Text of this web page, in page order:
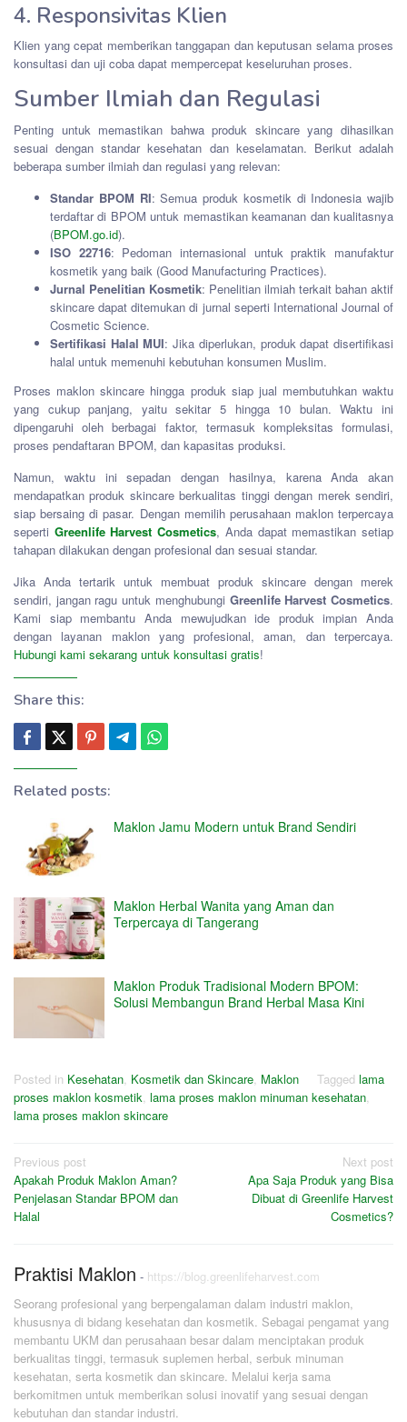
4. Responsivitas Klien
Klien yang cepat memberikan tanggapan dan keputusan selama proses
konsultasi dan uji coba dapat mempercepat keseluruhan proses.
Sumber Ilmiah dan Regulasi
Penting untuk memastikan bahwa produk skincare yang dihasilkan
sesuai dengan standar kesehatan dan keselamatan. Berikut adalah
beberapa sumber ilmiah dan regulasi yang relevan:
Standar BPOM RI: Semua produk kosmetik di Indonesia wajib
terdaftar di BPOM untuk memastikan keamanan dan kualitasnya
(BPOM.go.id).
ISO 22716: Pedoman internasional untuk praktik manufaktur
kosmetik yang baik (Good Manufacturing Practices).
Jurnal Penelitian Kosmetik: Penelitian ilmiah terkait bahan aktif
skincare dapat ditemukan di jurnal seperti International Journal of
Cosmetic Science.
Sertifikasi Halal MUI: Jika diperlukan, produk dapat disertifikasi
halal untuk memenuhi kebutuhan konsumen Muslim.
Proses maklon skincare hingga produk siap jual membutuhkan waktu
yang cukup panjang, yaitu sekitar 5 hingga 10 bulan. Waktu ini
dipengaruhi oleh berbagai faktor, termasuk kompleksitas formulasi,
proses pendaftaran BPOM, dan kapasitas produksi.
Namun, waktu ini sepadan dengan hasilnya, karena Anda akan
mendapatkan produk skincare berkualitas tinggi dengan merek sendiri,
siap bersaing di pasar. Dengan memilih perusahaan maklon terpercaya
seperti Greenlife Harvest Cosmetics, Anda dapat memastikan setiap
tahapan dilakukan dengan profesional dan sesuai standar.
Jika Anda tertarik untuk membuat produk skincare dengan merek
sendiri, jangan ragu untuk menghubungi Greenlife Harvest Cosmetics.
Kami siap membantu Anda mewujudkan ide produk impian Anda
dengan layanan maklon yang profesional, aman, dan terpercaya.
Hubungi kami sekarang untuk konsultasi gratis!
Share this:
Related posts:
Maklon Jamu Modern untuk Brand Sendiri
Maklon Herbal Wanita yang Aman dan
Terpercaya di Tangerang
Maklon Produk Tradisional Modern BPOM:
Solusi Membangun Brand Herbal Masa Kini
Posted in Kesehatan, Kosmetik dan Skincare, Maklon Tagged lama
proses maklon kosmetik, lama proses maklon minuman kesehatan,
lama proses maklon skincare
Post
navigation
Previous post
Apakah Produk Maklon Aman?
Penjelasan Standar BPOM dan
Halal
Next post
Apa Saja Produk yang Bisa
Dibuat di Greenlife Harvest
Cosmetics?
Praktisi Maklon - https://blog.greenlifeharvest.com
Seorang profesional yang berpengalaman dalam industri maklon,
khususnya di bidang kesehatan dan kosmetik. Sebagai pengamat yang
membantu UKM dan perusahaan besar dalam menciptakan produk
berkualitas tinggi, termasuk suplemen herbal, serbuk minuman
kesehatan, serta kosmetik dan skincare. Melalui kerja sama
berkomitmen untuk memberikan solusi inovatif yang sesuai dengan
kebutuhan dan standar industri.